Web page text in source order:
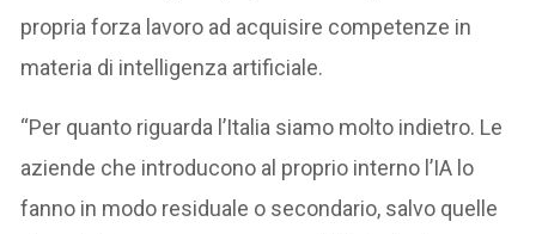
propria forza lavoro ad acquisire competenze in
materia di intelligenza artificiale.
“Per quanto riguarda l’Italia siamo molto indietro. Le
aziende che introducono al proprio interno l’IA lo
fanno in modo residuale o secondario, salvo quelle